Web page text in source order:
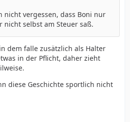
nicht vergessen, dass Boni nur
nicht selbst am Steuer saß.
dem falle zusätzlich als Halter
in der Pflicht, daher zieht
diese Geschichte sportlich nicht